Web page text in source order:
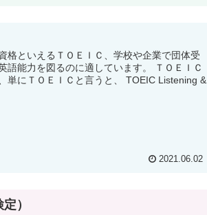
格といえるＴＯＥＩＣ、学校や企業で団体受
語能力を図るのに適しています。 ＴＯＥＩＣ
単にＴＯＥＩＣと言うと、 TOEIC Listening &
2021.06.02
）